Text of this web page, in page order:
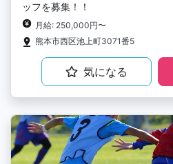
ッフを募集！！
月給: 250,000円〜
熊本市西区池上町3071番5
気になる